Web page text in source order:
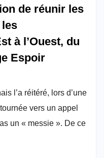
de réunir les
les
à l’Ouest, du
Espoir
l’a réitéré, lors d’une
vers un appel
un « messie ». De ce